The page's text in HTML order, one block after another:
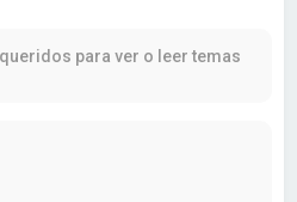
para ver o leer temas